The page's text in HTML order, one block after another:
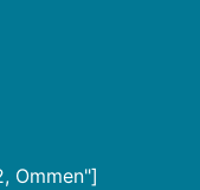
Ommen"]